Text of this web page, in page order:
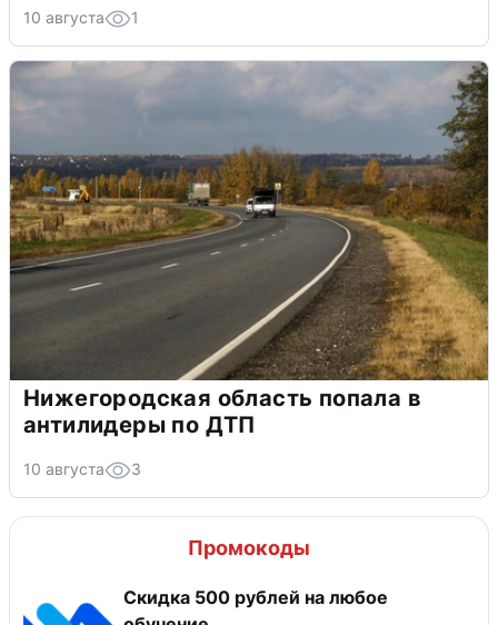
10 августа 1
Нижегородская область попала в
антилидеры по ДТП
10 августа 3
Промокоды
Скидка 500 рублей на любое